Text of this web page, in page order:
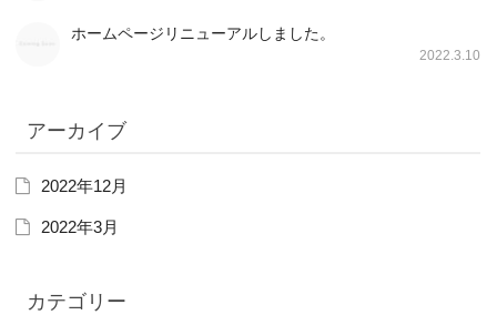
ホームページリニューアルしました。
2022.3.10
アーカイブ
2022年12月
2022年3月
カテゴリー